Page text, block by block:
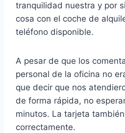
tranquilidad nuestra y por
cosa con el coche de
teléfono disponible.
A pesar de que los
personal de la oficina no
que decir que nos
de forma rápida, no
minutos. La tarjeta
correctamente.